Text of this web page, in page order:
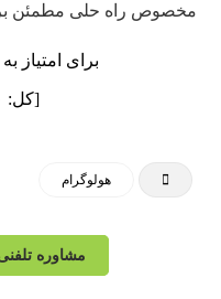
مخصوص راه حلی مطمئن
برای امتیاز
[کل:
هولوگرام
مشاوره